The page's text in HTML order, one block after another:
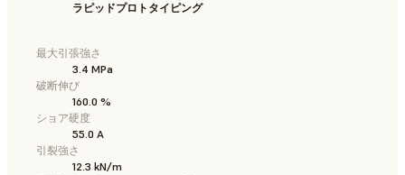
ラピッドプロトタイピング
最大引張強さ
3.4 MPa
破断伸び
160.0 %
ショア硬度
55.0 A
引裂強さ
12.3 kN/m